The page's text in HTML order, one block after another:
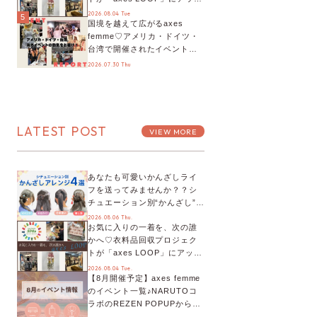
デート！活用するとポイント
が手に入る◎
2026.08.04 Tue
5
国境を越えて広がるaxes
femme♡アメリカ・ドイツ・
台湾で開催されたイベントを
お届け！美沙子さんからのコ
2026.07.30 Thu
LATEST POST VIEW MORE
あなたも可愛いかんざしライ
フを送ってみませんか？？シ
チュエーション別“かんざし”の
オススメ【ショップスタッフ
編集部】
2026.08.06 Thu.
お気に入りの一着を、次の誰
かへ♡衣料品回収プロジェク
トが「axes LOOP」にアップ
デート！活用するとポイント
が手に入る◎
2026.08.04 Tue.
【8月開催予定】axes femme
のイベント一覧♪NARUTOコ
ラボのREZEN POPUPから、